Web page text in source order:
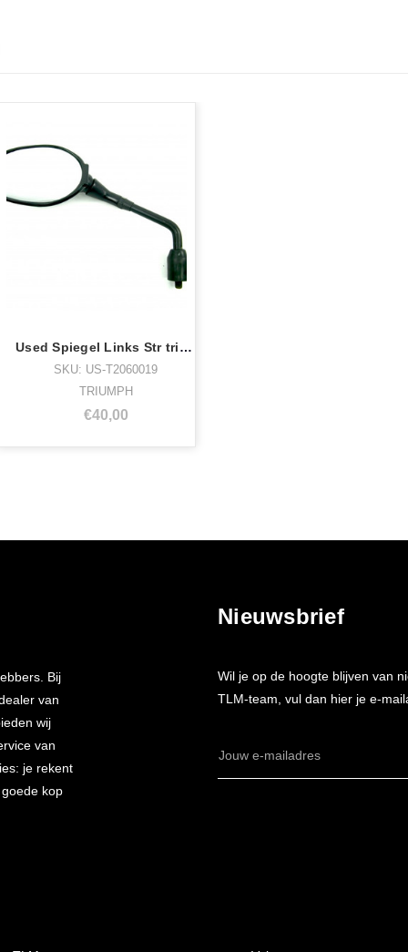
Used Spiegel Links Str triple R
SKU: US-T2060019
TRIUMPH
€40,00
Bij
van
wij
van
je rekent
kop
Nieuwsbrief
Wil je op de hoogte blijven van
TLM-team, vul dan hier je e-
E-